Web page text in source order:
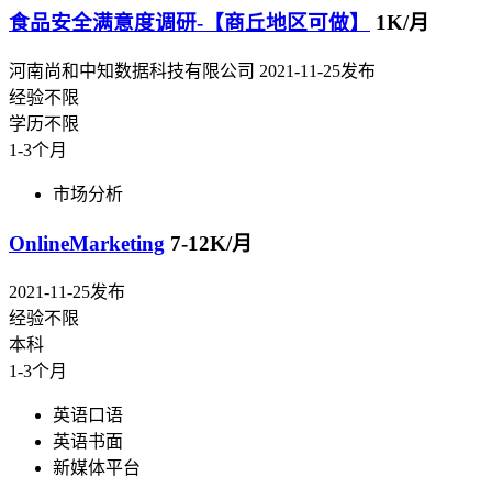
食品安全满意度调研-【商丘地区可做】 1K/月
河南尚和中知数据科技有限公司 2021-11-25发布
经验不限
学历不限
1-3个月
市场分析
OnlineMarketing 7-12K/月
2021-11-25发布
经验不限
本科
1-3个月
英语口语
英语书面
新媒体平台